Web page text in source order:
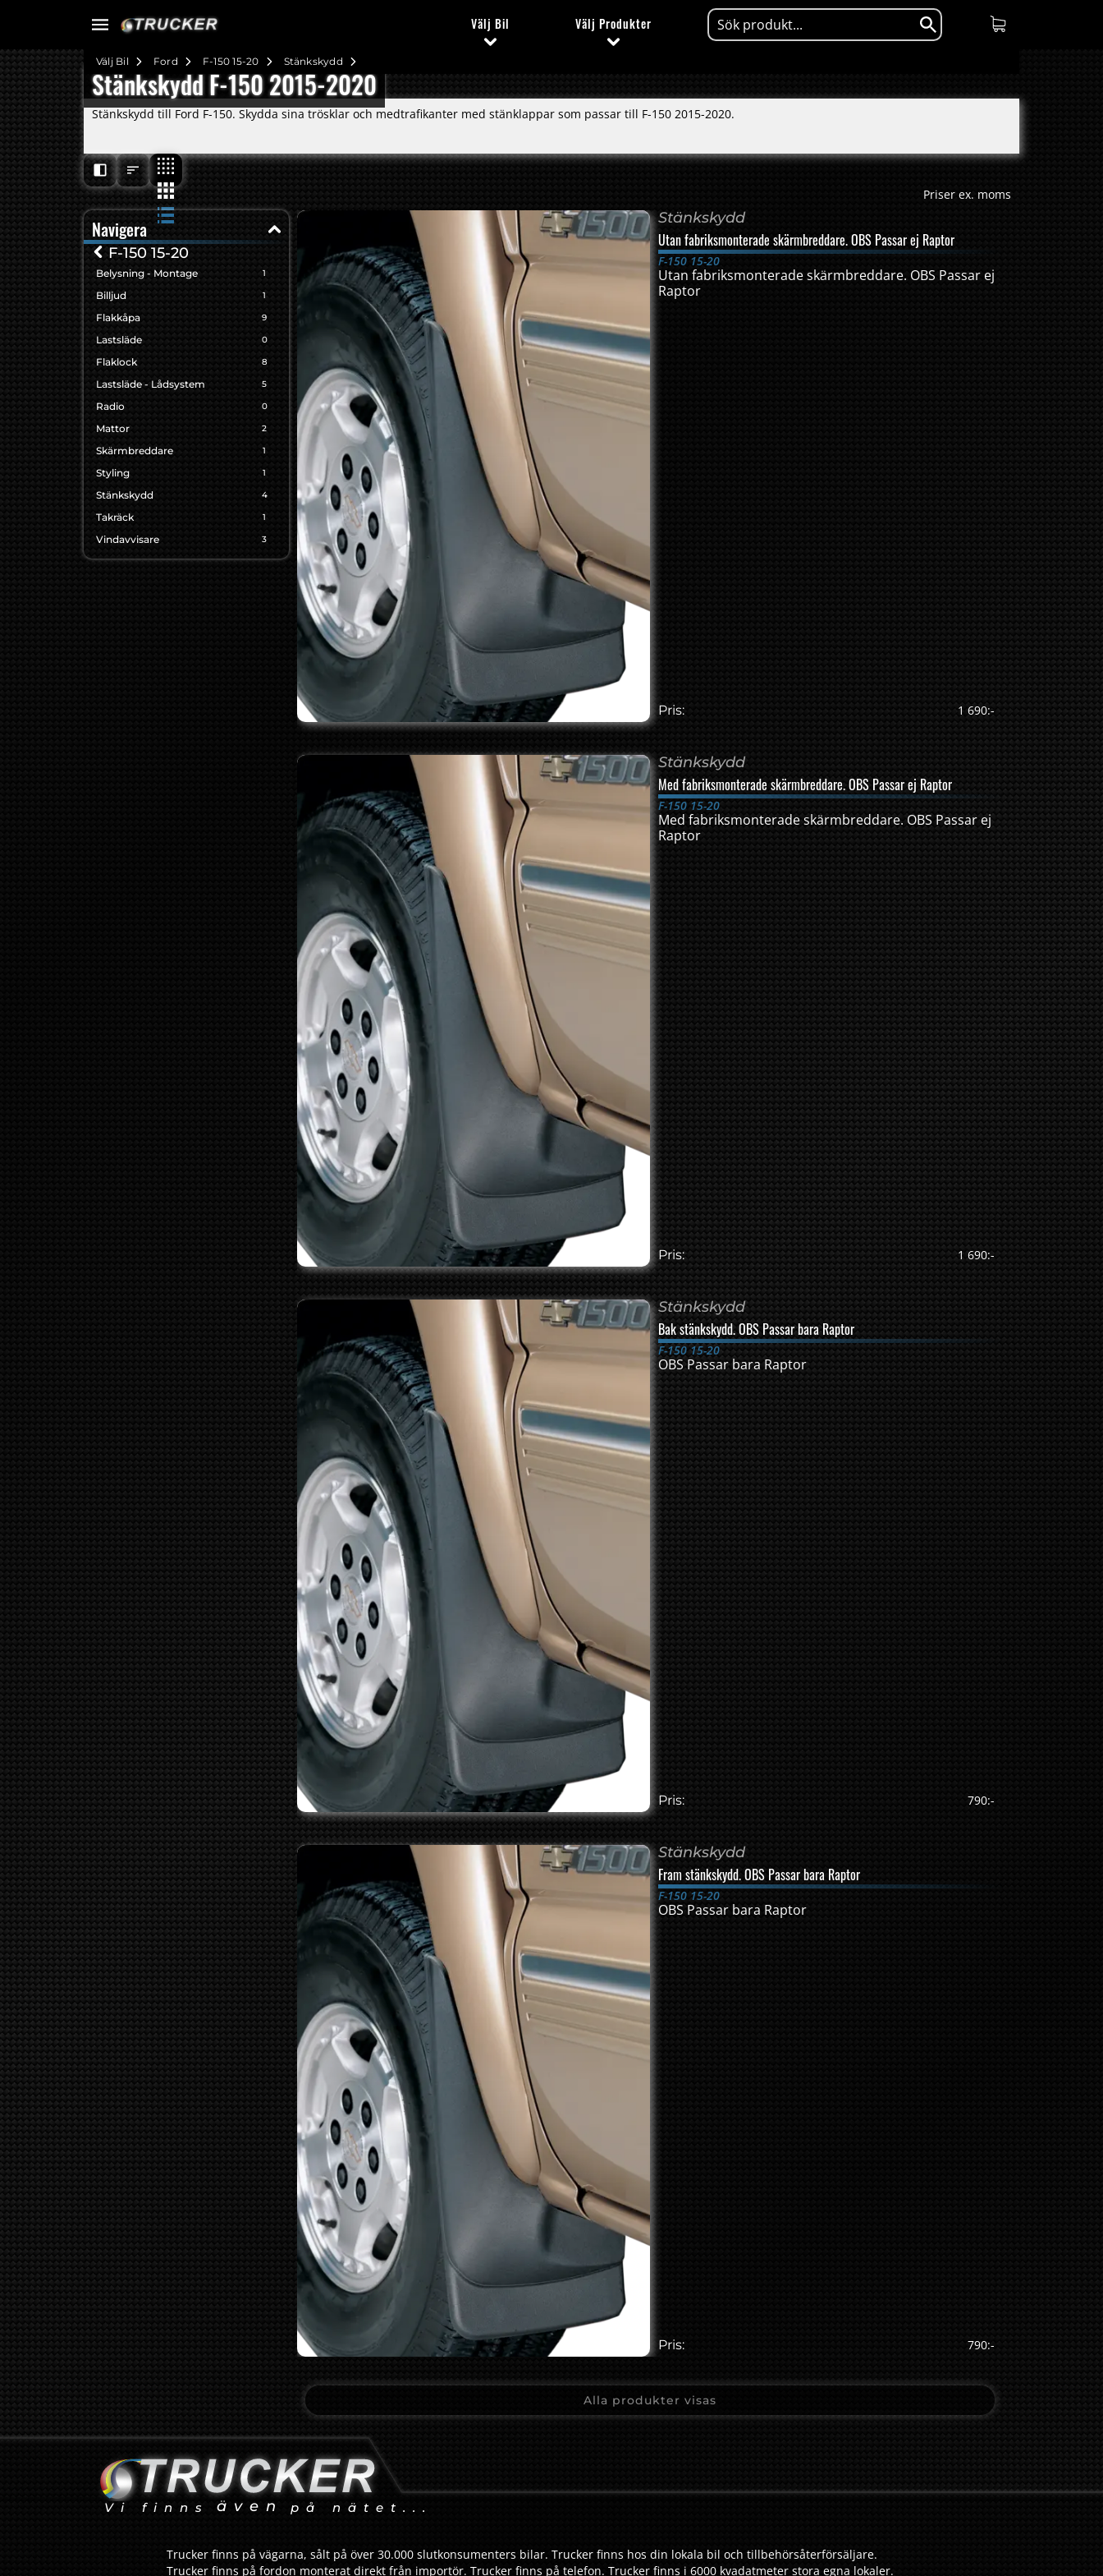
Välj Bil Välj Produkter
Stänkskydd
F-150 15-20
Ford
Välj Bil
Stänkskydd F-150 2015-2020
Stänkskydd till Ford F-150. Skydda sina trösklar och medtrafikanter med stänklappar som passar till F-150 2015-2020.
Priser ex. moms
Navigera
F-150 15-20
Belysning - Montage 1
Billjud 1
Flakkåpa 9
Lastsläde 0
Flaklock 8
Lastsläde - Lådsystem 5
Radio 0
Mattor 2
Skärmbreddare 1
Styling 1
Stänkskydd 4
Takräck 1
Vindavvisare 3
Stänkskydd
Utan fabriksmonterade skärmbreddare. OBS Passar ej Raptor
F-150 15-20
Utan fabriksmonterade skärmbreddare. OBS Passar ej
Raptor
Pris: 1 690:-
Stänkskydd
Med fabriksmonterade skärmbreddare. OBS Passar ej Raptor
F-150 15-20
Med fabriksmonterade skärmbreddare. OBS Passar ej
Raptor
Pris: 1 690:-
Stänkskydd
Bak stänkskydd. OBS Passar bara Raptor
F-150 15-20
OBS Passar bara Raptor
Pris: 790:-
Stänkskydd
Fram stänkskydd. OBS Passar bara Raptor
F-150 15-20
OBS Passar bara Raptor
Pris: 790:-
Alla produkter visas
Vi finns även på nätet...
Trucker finns på vägarna, sålt på över 30.000 slutkonsumenters bilar. Trucker finns hos din lokala bil och tillbehörsåterförsäljare.
Trucker finns på fordon monterat direkt från importör. Trucker finns på telefon. Trucker finns i 6000 kvadatmeter stora egna lokaler.